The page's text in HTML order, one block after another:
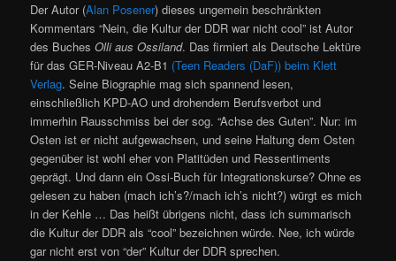
Der Autor (Alan Posener) dieses ungemein beschränkten
Kommentars “Nein, die Kultur der DDR war nicht cool” ist Autor
des BuchesOlli aus Ossiland. Das firmiert als Deutsche Lektüre
für das GER-Niveau A2-B1 (Teen Readers (DaF)) beim Klett
Verlag. Seine Biographie mag sich spannend lesen,
einschließlich KPD-AO und drohendem Berufsverbot und
immerhin Rausschmiss bei der sog. “Achse des Guten”. Nur: im
Osten ist er nicht aufgewachsen, und seine Haltung dem Osten
gegenüber ist wohl eher von Platitüden und Ressentiments
geprägt. Und dann ein Ossi-Buch für Integrationskurse? Ohne es
gelesen zu haben (mach ich’s?/mach ich’s nicht?) würgt es mich
in der Kehle … Das heißt übrigens nicht, dass ich summarisch
die Kultur der DDR als “cool” bezeichnen würde. Nee, ich würde
gar nicht erst von “der” Kultur der DDR sprechen.